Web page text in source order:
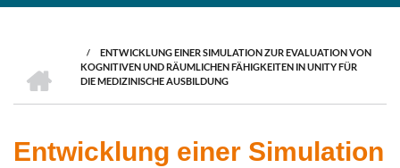
BREADCRUMB
/
ENTWICKLUNG EINER SIMULATION ZUR EVALUATION VON
KOGNITIVEN UND RÄUMLICHEN FÄHIGKEITEN IN UNITY FÜR
DIE MEDIZINISCHE AUSBILDUNG
Entwicklung einer Simulation